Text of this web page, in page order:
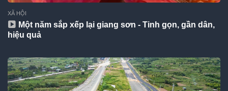
XÃ HỘI
Một năm sắp xếp lại giang sơn - Tinh gọn, gần dân,
hiệu quả